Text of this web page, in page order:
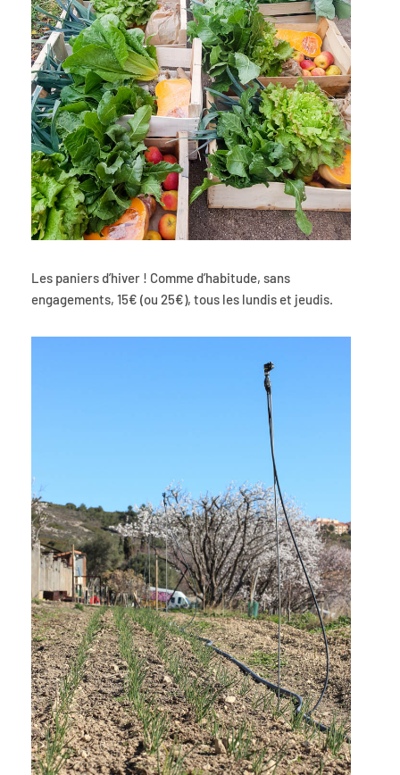
Les paniers d’hiver ! Comme d’habitude, sans
engagements, 15€ (ou 25€), tous les lundis et jeudis.